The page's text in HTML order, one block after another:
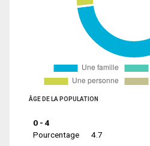
ÂGE DE LA POPULATION
0 - 4
Pourcentage
4.7